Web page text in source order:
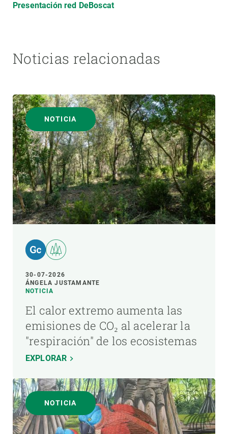
Presentación red DeBoscat
Noticias relacionadas
NOTICIA
30-07-2026
ÁNGELA JUSTAMANTE
NOTICIA
El calor extremo aumenta las
emisiones de CO₂ al acelerar la
"respiración" de los ecosistemas
EXPLORAR
NOTICIA